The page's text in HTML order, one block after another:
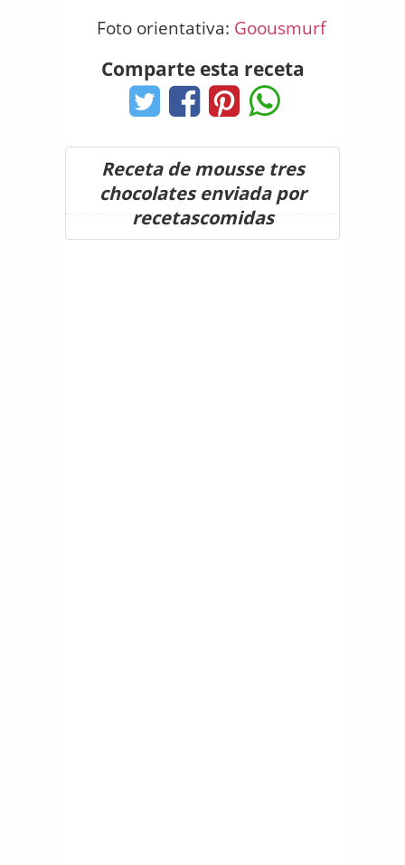
Foto orientativa: Goousmurf
Comparte esta receta
Receta de mousse tres
chocolates enviada por
recetascomidas